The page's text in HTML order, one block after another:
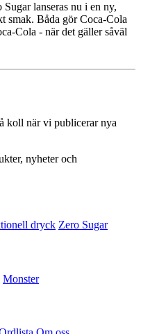
lanseras nu i en ny,
smak. Båda gör Coca‑Cola
- när det gäller såväl
koll när vi publicerar nya
nyheter och
dryck Zero Sugar
Monster